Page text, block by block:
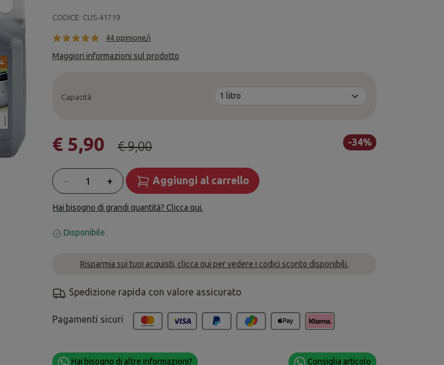
CODICE: CUS-41719
44 opinione/i
Maggiori informazioni sul prodotto
Capacità
-34%
€ 5,90 € 9,00
Quantità
− + Aggiungi al carrello
Hai bisogno di grandi quantità? Clicca qui.
Disponibile
Risparmia sui tuoi acquisti, clicca qui per vedere i codici sconto disponibili.
Spedizione rapida con valore assicurato
Pagamenti sicuri
Hai bisogno di altre informazioni? Consiglia articolo